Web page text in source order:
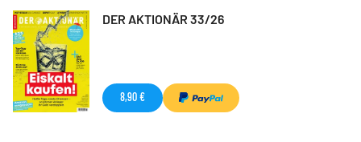
DER AKTIONÄR 33/26
8,90 €